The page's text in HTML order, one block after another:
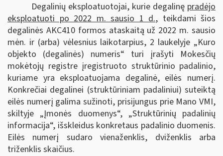
Degalinių eksploatuotojai, kurie degalinę pradėjo
eksploatuoti po 2022 m. sausio 1 d., teikdami šios
degalinės AKC410 formos ataskaitą už 2022 m. sausio
mėn. ir (arba) vėlesnius laikotarpius, 2 laukelyje „Kuro
objekto (degalinės) numeris“ turi įrašyti Mokesčių
mokėtojų registre įregistruoto struktūrinio padalinio,
kuriame yra eksploatuojama degalinė, eilės numerį.
Konkrečiai degalinei (struktūriniam padaliniui) suteiktą
eilės numerį galima sužinoti, prisijungus prie Mano VMI,
skiltyje „Įmonės duomenys“, „Struktūrinių padalinių
informacija“, išskleidus konkretaus padalinio duomenis.
Eilės numerį sudaro vienaženklis, dviženklis arba
triženklis skaičius.